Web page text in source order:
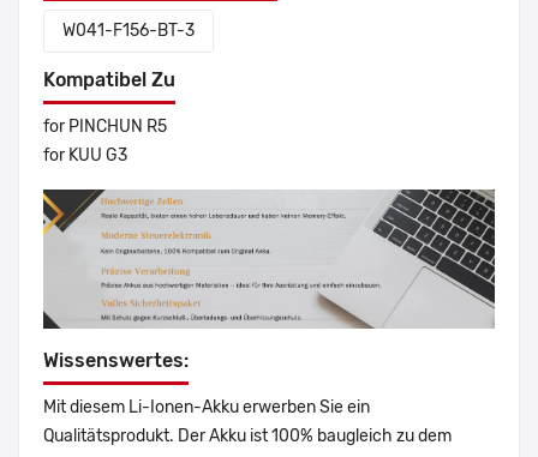
W041-F156-BT-3
Kompatibel Zu
for PINCHUN R5
for KUU G3
Wissenswertes:
Mit diesem Li-Ionen-Akku erwerben Sie ein
Qualitätsprodukt. Der Akku ist 100% baugleich zu dem